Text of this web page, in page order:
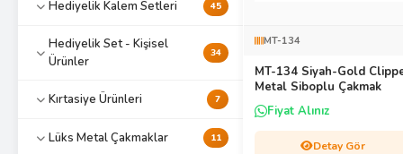
Hediyelik Kalem Setleri 45
Hediyelik Set - Kişisel
Ürünler
34
Kırtasiye Ürünleri 7
Lüks Metal Çakmaklar 11
MT-134
MT-134 Siyah-Gold
Metal Siboplu Çakmak
Fiyat Alınız
Detay Gör